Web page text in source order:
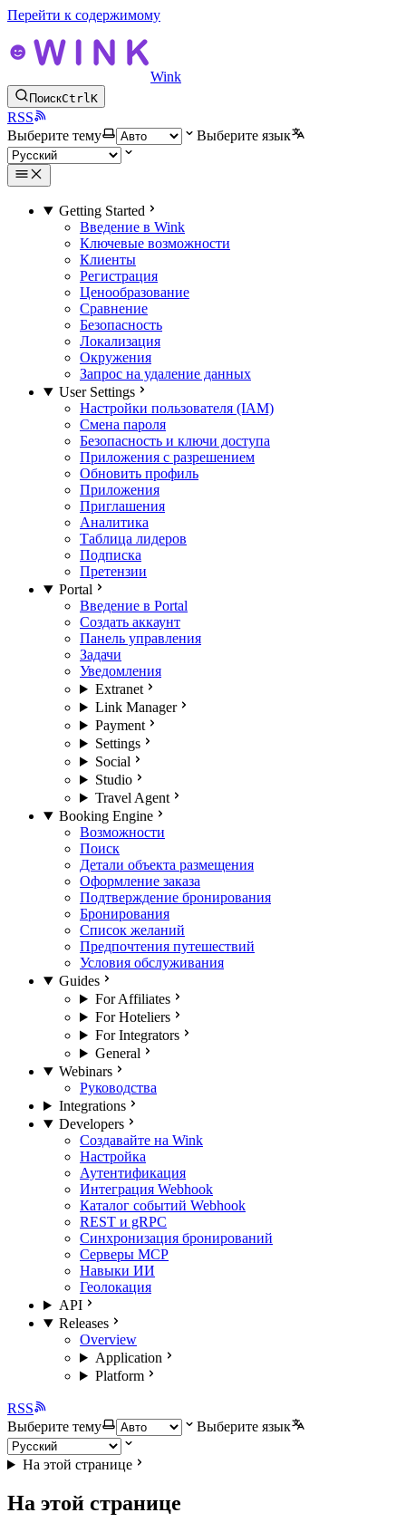
Перейти к содержимому
Wink
ПоискCtrlK
RSS
Выберите тему
Выберите язык
Getting Started
Введение в Wink
Ключевые возможности
Клиенты
Регистрация
Ценообразование
Сравнение
Безопасность
Локализация
Окружения
Запрос на удаление данных
User Settings
Настройки пользователя (IAM)
Смена пароля
Безопасность и ключи доступа
Приложения с разрешением
Обновить профиль
Приложения
Приглашения
Аналитика
Таблица лидеров
Подписка
Претензии
Portal
Введение в Portal
Создать аккаунт
Панель управления
Задачи
Уведомления
Extranet
Link Manager
Payment
Settings
Social
Studio
Travel Agent
Booking Engine
Возможности
Поиск
Детали объекта размещения
Оформление заказа
Подтверждение бронирования
Бронирования
Список желаний
Предпочтения путешествий
Условия обслуживания
Guides
For Affiliates
For Hoteliers
For Integrators
General
Webinars
Руководства
Integrations
Developers
Создавайте на Wink
Настройка
Аутентификация
Интеграция Webhook
Каталог событий Webhook
REST и gRPC
Синхронизация бронирований
Серверы MCP
Навыки ИИ
Геолокация
API
Releases
Overview
Application
Platform
RSS
Выберите тему
Выберите язык
На этой странице
На этой странице